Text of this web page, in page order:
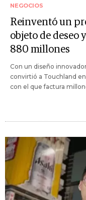
NEGOCIOS
Reinventó un
objeto de deseo
880 millones
Con un diseño
convirtió a Touchland
con el que factura